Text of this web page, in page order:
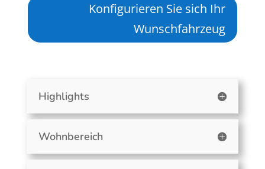
Konfigurieren Sie sich Ihr
Wunschfahrzeug
Highlights
Wohnbereich